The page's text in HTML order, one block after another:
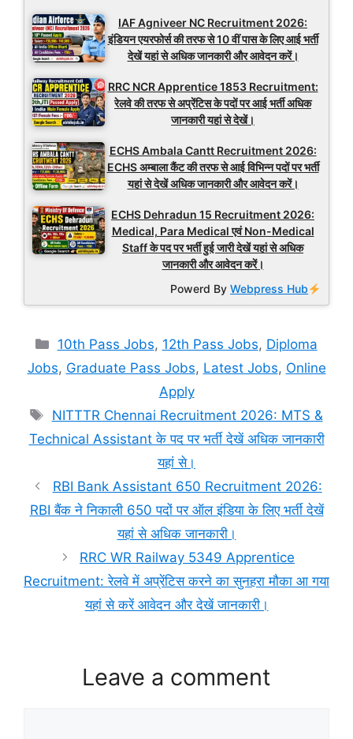
IAF Agniveer NC Recruitment 2026:
इंडियन एयरफोर्स की तरफ से 10 वीं पास के लिए आई भर्ती
देखें यहां से अधिक जानकारी और आवेदन करें।
RRC NCR Apprentice 1853 Recruitment:
रेलवे की तरफ से अप्रेंटिस के पदों पर आई भर्ती अधिक
जानकारी यहां से देखें।
ECHS Ambala Cantt Recruitment 2026:
ECHS अम्बाला कैंट की तरफ से आई विभिन्न पदों पर भर्ती
यहां से देखें अधिक जानकारी और आवेदन करें।
ECHS Dehradun 15 Recruitment 2026:
Medical, Para Medical एवं Non-Medical
Staff के पद पर भर्ती हुई जारी देखें यहां से अधिक
जानकारी और आवेदन करें।
Powerd ByWebpress Hub
Categories
10th Pass Jobs, 12th Pass Jobs, Diploma
Jobs, Graduate Pass Jobs, Latest Jobs, Online
Apply
Tags
NITTTR Chennai Recruitment 2026: MTS &
Technical Assistant के पद पर भर्ती देखें अधिक जानकारी
यहां से।
RBI Bank Assistant 650 Recruitment 2026:
RBI बैंक ने निकाली 650 पदों पर ऑल इंडिया के लिए भर्ती देखें
यहां से अधिक जानकारी।
RRC WR Railway 5349 Apprentice
Recruitment: रेलवे में अप्रेंटिस करने का सुनहरा मौका आ गया
यहां से करें आवेदन और देखें जानकारी।
Leave a comment